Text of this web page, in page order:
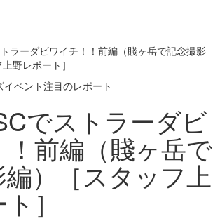
ラーダビワイチ！！前編（賤ヶ岳で記念撮影
野レポート］
イベント注目のレポート
でストラーダビ
！前編（賤ヶ岳で
）［スタッフ上
］